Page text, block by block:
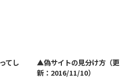
てし
▲偽サイトの見分け方（更
新：2016/11/10）